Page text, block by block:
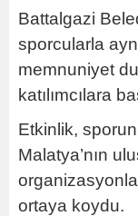
Battalgazi
sporcularla
memnuniyet
katılımcılara
Etkinlik,
Malatya’nın
ortaya koydu.